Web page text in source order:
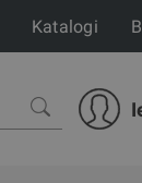
Katalogi